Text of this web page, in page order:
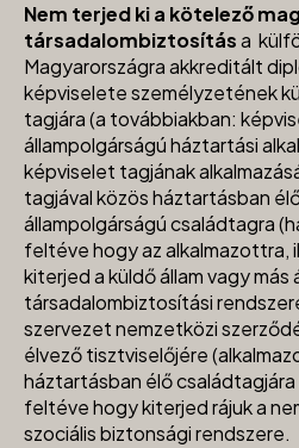
Nem terjed ki a kötelező
társadalombiztosítása
Magyarországra akkreditált
képviselete személyzetének
tagjára (a továbbiakban:
állampolgárságú háztartási
képviselet tagjának
tagjával közös háztartásban
állampolgárságú családtagra
feltéve hogy az alkalmazottra,
kiterjed a küldő állam vagy más
társadalombiztosítási
szervezet nemzetközi
élvező tisztviselőjére
háztartásban élő
feltéve hogy kiterjed rájuk a
szociális biztonsági rendszere.